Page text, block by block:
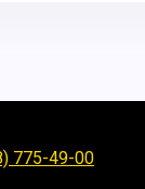
775-49-00